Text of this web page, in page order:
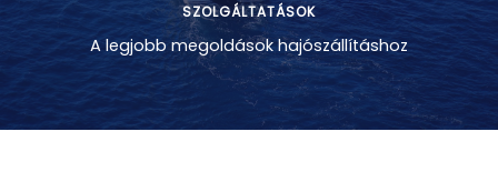
SZOLGÁLTATÁSOK
A legjobb megoldások hajószállításhoz